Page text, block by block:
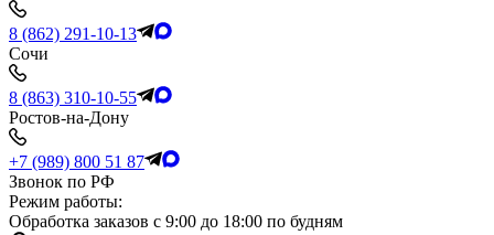
8 (862) 291-10-13
Сочи
8 (863) 310-10-55
Ростов-на-Дону
+7 (989) 800 51 87
Звонок по РФ
Режим работы:
Обработка заказов с 9:00 до 18:00 по будням